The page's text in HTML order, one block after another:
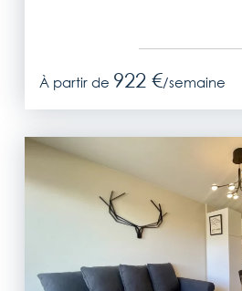
À partir de 922 €/semaine